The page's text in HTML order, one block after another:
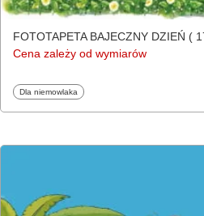
FOTOTAPETA BAJECZNY DZIEŃ (
Cena zależy od wymiarów
Fototapety
Dla niemowlaka